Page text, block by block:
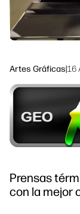
Síguenos
Artes Gráficas|16
Prensas
con la mejor